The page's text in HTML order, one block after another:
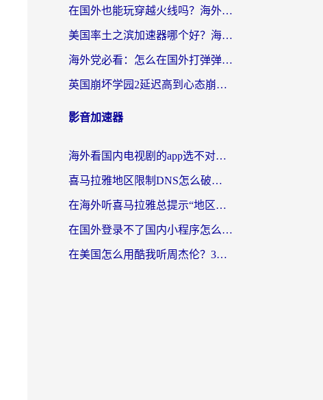
在国外也能玩穿越火线吗？海外玩家国服游戏畅玩终极指南
美国率土之滨加速器哪个好？海外党国服游戏畅玩终极指南（附多游戏解决方案）
海外党必看：怎么在国外打弹弹堂不卡？番茄加速器亲测指南
英国崩坏学园2延迟高到心态崩？海外党国服游戏加速终极指南
影音加速器
海外看国内电视剧的app选不对？这份回国加速器避坑指南帮你流畅追剧
喜马拉雅地区限制DNS怎么破？海外党听国内音乐听书的终极解决方案
在海外听喜马拉雅总提示“地区限制”？3步轻松解除+听国内音乐全攻略
在国外登录不了国内小程序怎么办？选对回国加速器，轻松解锁国内资源
在美国怎么用酷我听周杰伦？3步搞定海外听歌难题